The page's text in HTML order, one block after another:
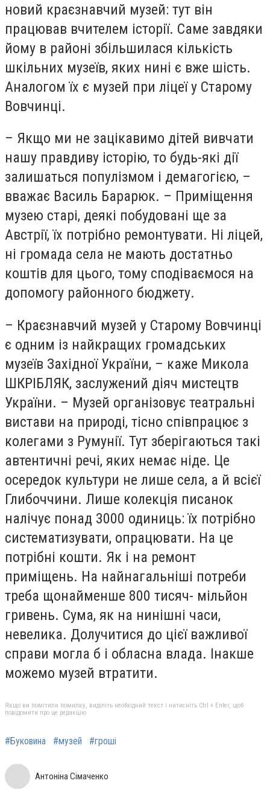
новий краєзнавчий музей: тут він
працював вчителем історії. Саме завдяки
йому в районі збільшилася кількість
шкільних музеїв, яких нині є вже шість.
Аналогом їх є музей при ліцеї у Старому
Вовчинці.
– Якщо ми не зацікавимо дітей вивчати
нашу правдиву історію, то будь-які дії
залишаться популізмом і демагогією, –
вважає Василь Барарюк. – Приміщення
музею старі, деякі побудовані ще за
Австрії, їх потрібно ремонтувати. Ні ліцей,
ні громада села не мають достатньо
коштів для цього, тому сподіваємося на
допомогу районного бюджету.
– Краєзнавчий музей у Старому Вовчинці
є одним із найкращих громадських
музеїв Західної України, – каже Микола
ШКРІБЛЯК, заслужений діяч мистецтв
України. – Музей організовує театральні
вистави на природі, тісно співпрацює з
колегами з Румунії. Тут зберігаються такі
автентичні речі, яких немає ніде. Це
осередок культури не лише села, а й всієї
Глибоччини. Лише колекція писанок
налічує понад 3000 одиниць: їх потрібно
систематизувати, опрацювати. На це
потрібні кошти. Як і на ремонт
приміщень. На найнагальніші потреби
треба щонайменше 800 тисяч- мільйон
гривень. Сума, як на нинішні часи,
невелика. Долучитися до цієї важливої
справи могла б і обласна влада. Інакше
можемо музей втратити.
Якщо ви помітили помилку, виділіть необхідний текст і натисніть Ctrl + Enter, щоб
повідомити про це редакцію
#Буковина #музей #гроші
Антоніна Сімаченко